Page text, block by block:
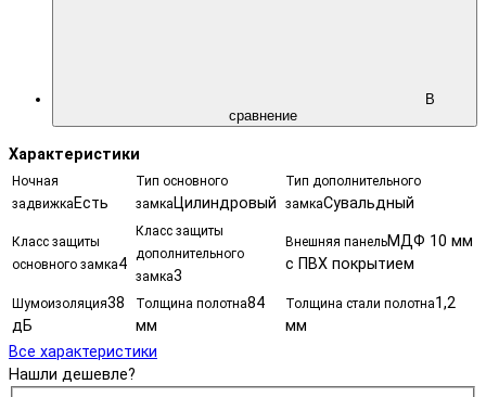
В
сравнение
Характеристики
Ночная
задвижка Есть
Тип основного
замка Цилиндровый
Тип дополнительного
замкаСувальдный
Класс защиты
основного замка4
Класс защиты
дополнительного
замка3
Внешняя панельМДФ 10 мм
с ПВХ покрытием
Шумоизоляция38
дБ
Толщина полотна84
мм
Толщина стали полотна1,2
мм
Все характеристики
Нашли дешевле?